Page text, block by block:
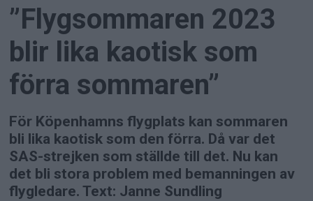
”Flygsommaren 2023
blir lika kaotisk som
förra sommaren”
För Köpenhamns flygplats kan sommaren
bli lika kaotisk som den förra. Då var det
SAS-strejken som ställde till det. Nu kan
det bli stora problem med bemanningen av
flygledare. Text: Janne Sundling